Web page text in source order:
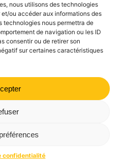
nous utilisons des technologies
ou accéder aux informations des
technologies nous permettra de
de navigation ou les ID
consentir ou de retirer son
sur certaines caractéristiques
confidentialité
Mentions légales Plan du site